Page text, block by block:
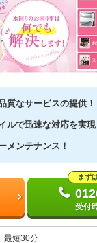
質なサービスの提供！
ルで迅速な対応を実現
メンテナンス！
まず
受付
最短30分